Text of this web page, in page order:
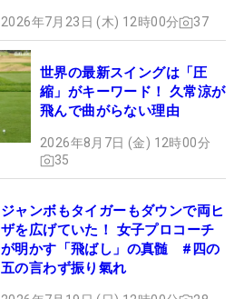
2026年7月23日 (木) 12時00分 37
世界の最新スイングは「圧
縮」がキーワード！ 久常涼が
飛んで曲がらない理由
2026年8月7日 (金) 12時00分
35
ジャンボもタイガーもダウンで両ヒ
ザを広げていた！ 女子プロコーチ
が明かす「飛ばし」の真髄 #四の
五の言わず振り氣れ